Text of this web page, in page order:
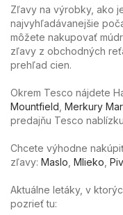
Zľavy na výrobky, ako
najvyhľadávanejšie
môžete nakupovať
zľavy z obchodných
prehľad cien.
Okrem Tesco nájdete
Mountfield Merkury
predajňu Tesco
Chcete výhodne
zľavy: Maslo Mlieko
Aktuálne letáky, v
pozrieť tu: